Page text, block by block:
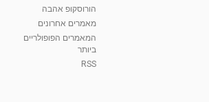
סודות בתאריך הלידה, משמעות חודש הלידה -
ינואר זינה ליבשיץ נומרולוגית
ליסה גרוסמן - המרכז לאימון התנהגותי - קשב
הורוסקופ אהבה
מאמרים אחרונים
המאמרים הפופולריים
ביותר
RSS